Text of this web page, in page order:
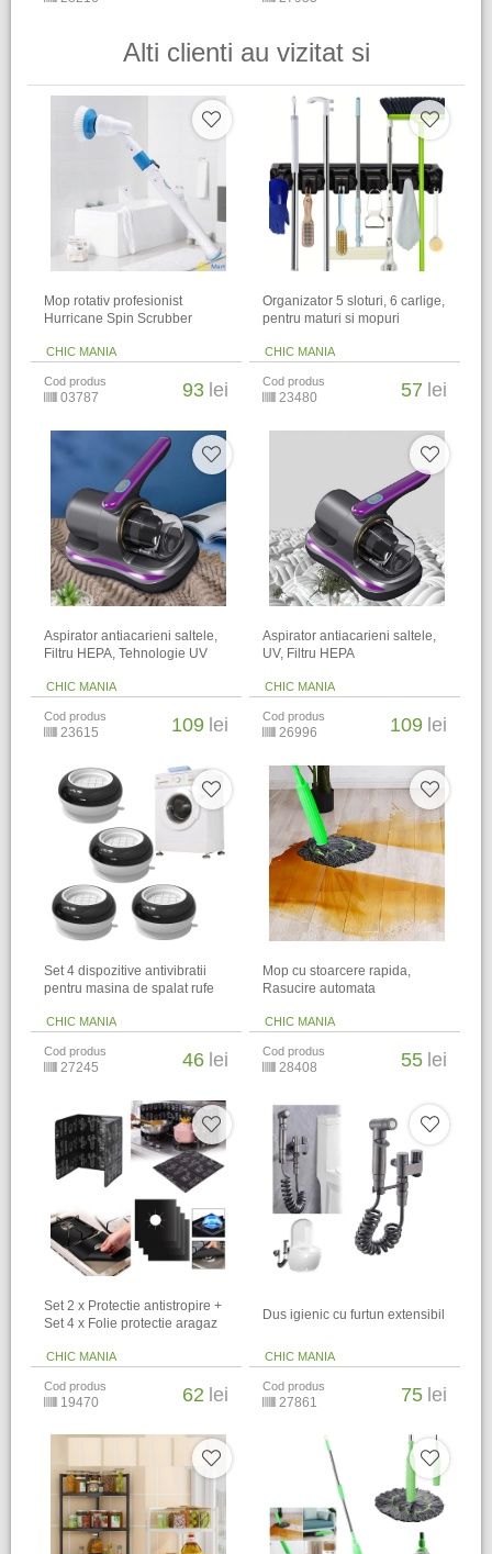
Alti clienti au vizitat si
Mop rotativ profesionist
Hurricane Spin Scrubber
CHIC MANIA
Cod produs
03787 93 lei
Organizator 5 sloturi, 6 carlige,
pentru maturi si mopuri
CHIC MANIA
Cod produs
23480 57 lei
Aspirator antiacarieni saltele,
Filtru HEPA, Tehnologie UV
CHIC MANIA
Cod produs
23615 109 lei
Aspirator antiacarieni saltele,
UV, Filtru HEPA
CHIC MANIA
Cod produs
26996 109 lei
Set 4 dispozitive antivibratii
pentru masina de spalat rufe
CHIC MANIA
Cod produs
27245 46 lei
Mop cu stoarcere rapida,
Rasucire automata
CHIC MANIA
Cod produs
28408 55 lei
Set 2 x Protectie antistropire +
Set 4 x Folie protectie aragaz
CHIC MANIA
Cod produs
19470 62 lei
Dus igienic cu furtun extensibil
CHIC MANIA
Cod produs
27861 75 lei